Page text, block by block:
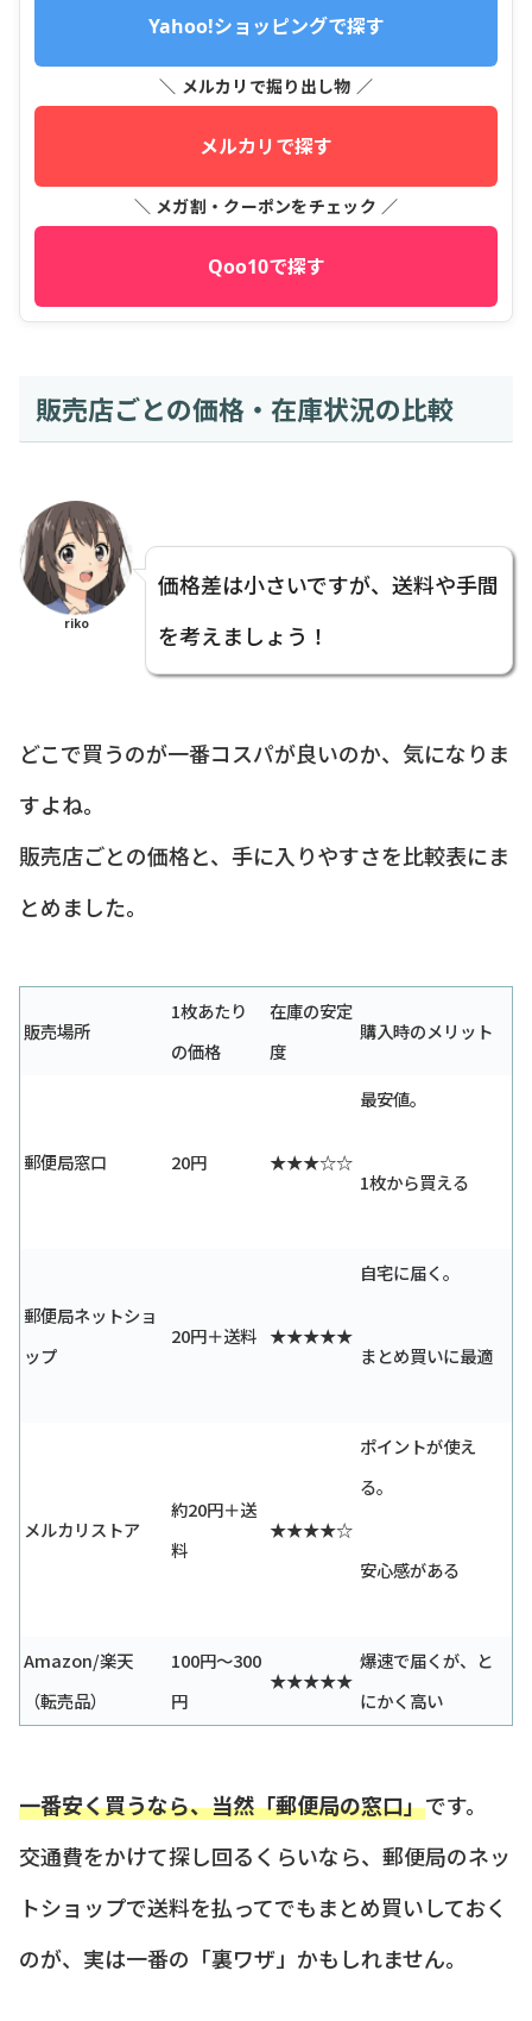
Yahoo!ショッピングで探す
＼ メルカリで掘り出し物 ／
メルカリで探す
＼ メガ割・クーポンをチェック ／
Qoo10で探す
販売店ごとの価格・在庫状況の比較
riko
価格差は小さいですが、送料や手間
を考えましょう！
どこで買うのが一番コスパが良いのか、気になりま
すよね。
販売店ごとの価格と、手に入りやすさを比較表にま
とめました。
販売場所
1枚あたり
の価格
在庫の安定
度
購入時のメリット
郵便局窓口 20円 ★★★☆☆
最安値。
1枚から買える
郵便局ネットショ
ップ
20円＋送料 ★★★★★
自宅に届く。
まとめ買いに最適
メルカリストア
約20円＋送
料
★★★★☆
ポイントが使え
る。
安心感がある
Amazon/楽天
（転売品）
100円〜300
円
★★★★★
爆速で届くが、と
にかく高い
一番安く買うなら、当然「郵便局の窓口」です。
交通費をかけて探し回るくらいなら、郵便局のネッ
トショップで送料を払ってでもまとめ買いしておく
のが、実は一番の「裏ワザ」かもしれません。